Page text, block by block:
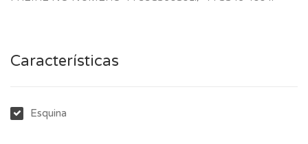
Características
Esquina